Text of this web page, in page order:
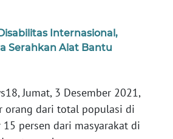
Internasional,
Serahkan Alat Bantu
Jumat, 3 Desember 2021,
orang dari total populasi di
persen dari masyarakat di